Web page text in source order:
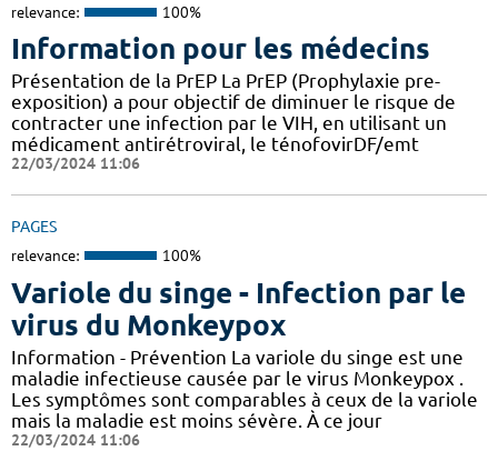
relevance: 100%
Information pour les médecins
Présentation de la PrEP La PrEP (Prophylaxie pre-
exposition) a pour objectif de diminuer le risque de
contracter une infection par le VIH, en utilisant un
médicament antirétroviral, le ténofovirDF/emt
22/03/2024 11:06
PAGES
relevance: 100%
Variole du singe - Infection par le
virus du Monkeypox
Information - Prévention La variole du singe est une
maladie infectieuse causée par le virus Monkeypox .
Les symptômes sont comparables à ceux de la variole
mais la maladie est moins sévère. À ce jour
22/03/2024 11:06